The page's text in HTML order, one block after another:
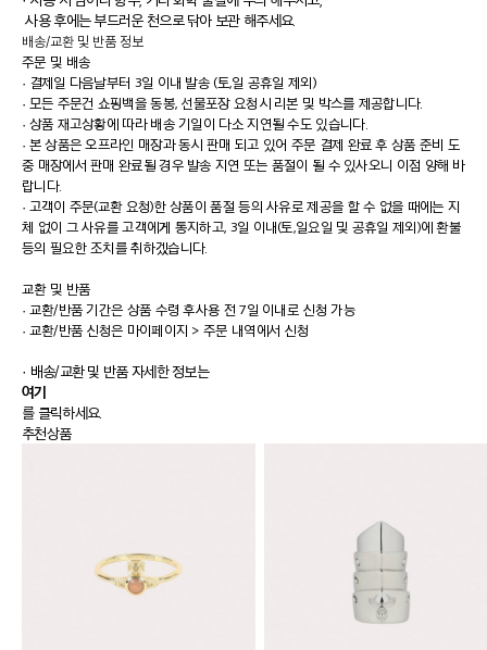
사용 후에는 부드러운 천으로 닦아 보관 해주세요.
배송/교환 및 반품 정보
주문 및 배송
· 결제일 다음날부터 3일 이내 발송 (토,일 공휴일 제외)
· 모든 주문건 쇼핑백을 동봉, 선물포장 요청시 리본 및 박스를 제공합니다.
· 상품 재고상황에 따라 배송 기일이 다소 지연될 수도 있습니다.
· 본 상품은 오프라인 매장과 동시 판매 되고 있어 주문 결제 완료 후 상품 준비 도
중 매장에서 판매 완료될 경우 발송 지연 또는 품절이 될 수 있사오니 이점 양해 바
랍니다.
· 고객이 주문(교환 요청)한 상품이 품절 등의 사유로 제공을 할 수 없을 때에는 지
체 없이 그 사유를 고객에게 통지하고, 3일 이내(토,일요일 및 공휴일 제외)에 환불
등의 필요한 조치를 취하겠습니다.
교환 및 반품
· 교환/반품 기간은 상품 수령 후사용 전 7일 이내로 신청 가능
· 교환/반품 신청은 마이페이지 > 주문 내역에서 신청
· 배송/교환 및 반품 자세한 정보는
여기
를 클릭하세요.
추천상품